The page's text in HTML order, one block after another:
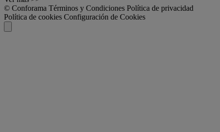
© Conforama Términos y Condiciones Política de privacidad
Política de cookies Configuración de Cookies